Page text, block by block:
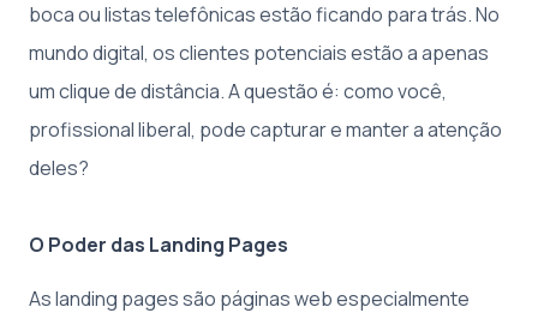
boca ou listas telefônicas estão ficando para trás. No
mundo digital, os clientes potenciais estão a apenas
um clique de distância. A questão é: como você,
profissional liberal, pode capturar e manter a atenção
deles?
O Poder das Landing Pages
As landing pages são páginas web especialmente